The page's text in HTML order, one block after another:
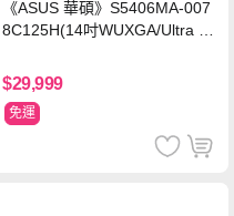
《ASUS 華碩》S5406MA-007
8C125H(14吋WUXGA/Ultra 5
n11/二年保)
$29,999
免運